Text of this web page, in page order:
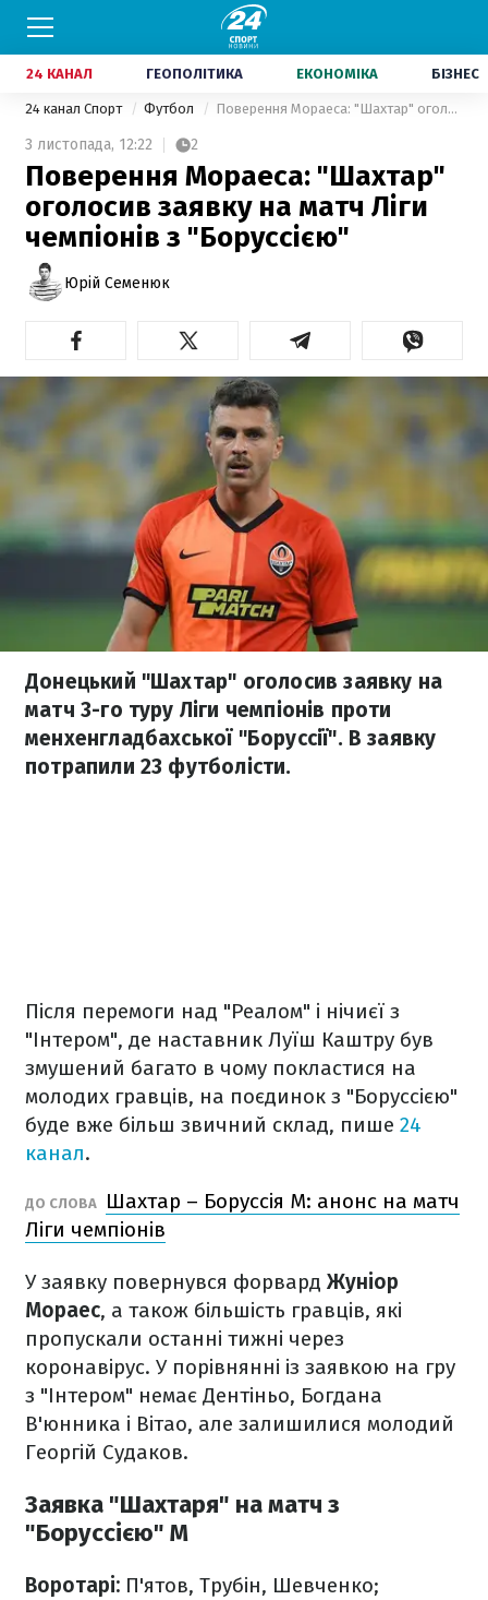
24 КАНАЛ ГЕОПОЛІТИКА ЕКОНОМІКА БІЗНЕС
24 канал Спорт Футбол Поверення Мораеса: "Шахтар" оголосив заявку на матч Ліги чемпіонів з "Боруссією"
3 листопада, 12:22 2
Поверення Мораеса: "Шахтар"
оголосив заявку на матч Ліги
чемпіонів з "Боруссією"
Юрій Семенюк
Донецький "Шахтар" оголосив заявку на
матч 3-го туру Ліги чемпіонів проти
менхенгладбахської "Боруссії". В заявку
потрапили 23 футболісти.
Після перемоги над "Реалом" і нічиєї з
"Інтером", де наставник Луїш Каштру був
змушений багато в чому покластися на
молодих гравців, на поєдинок з "Боруссією"
буде вже більш звичний склад, пише 24
канал.
ДО СЛОВА
Шахтар – Боруссія М: анонс на матч
Ліги чемпіонів
У заявку повернувся форвард Жуніор
Мораес, а також більшість гравців, які
пропускали останні тижні через
коронавірус. У порівнянні із заявкою на гру
з "Інтером" немає Дентіньо, Богдана
В'юнника і Вітао, але залишилися молодий
Георгій Судаков.
Заявка "Шахтаря" на матч з
"Боруссією" М
Воротарі: П'ятов, Трубін, Шевченко;